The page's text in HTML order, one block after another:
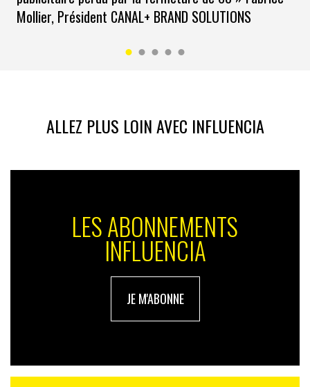
Mollier, Président CANAL+ BRAND SOLUTIONS
ALLEZ PLUS LOIN AVEC INFLUENCIA
LES ABONNEMENTS
INFLUENCIA
JE M'ABONNE